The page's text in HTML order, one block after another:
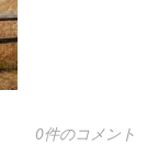
0件のコメント